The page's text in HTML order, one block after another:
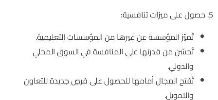
5. حصول على ميزات تنافسية:
تُميّز المؤسسة عن غيرها من المؤسسات التعليمية.
تُحسّن من قدرتها على المنافسة في السوق المحلي
والدولي.
تُفتح المجال أمامها للحصول على فرصٍ جديدة للتعاون
والتمويل.